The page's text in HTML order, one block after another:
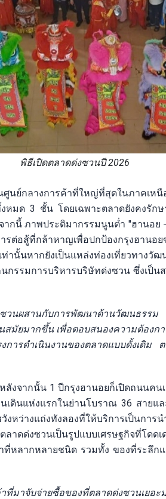
พิธีเปิดตลาดด่งซวนปี 2026
นย์กลางการค้าที่ใหญ่ที่สุดในภาคเห
มด 3 ชั้น โดยเฉพาะตลาดยังคงรัก
กนี้ ภาพประติมากรรมนูนต่ำ "ฮานอ
ารต่อสู้ที่กล้าหาญเพื่อปกป้องกรุงฮาน
านั้นหากยังเป็นแหล่งท่องเที่ยวทางวั
กรรมการบริหารบริษัทด่งซวน ซึ่งเป็
นผสานกับการพัฒนาด้านวัฒนธรรม
มัยมากขึ้น เพื่อตอบสนองความต้องก
การดำเนินงานของตลาดแบบดั้งเดิม
งจากนั้น 1 ปีกรุงฮานอยก็เปิดถนนคน
นแห่งแรกในย่านโบราณ 36 สายแล
วังหว่างแถ่งทังลองที่ให้บริการเป็นก
าดด่งซวนเป็นรูปแบบเศรษฐกิจที่โดด
ที่หลากหลายชนิด รวมทั้ง ของที่ระลึก
มาจับจ่ายซื้อของที่ตลาดด่งซวนเยอ